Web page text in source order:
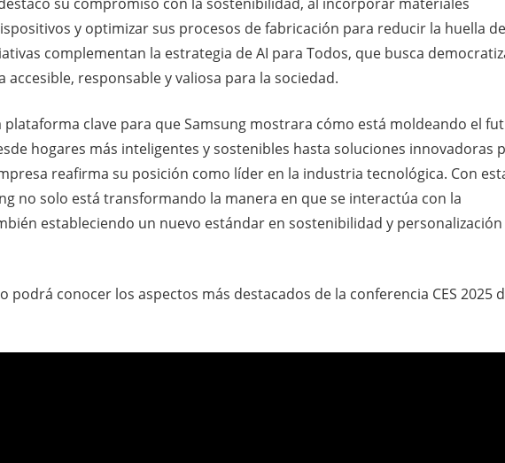
y optimizar sus procesos de fabricación para reducir la huella de
complementan la estrategia de AI para Todos, que busca
accesible, responsable y valiosa para la sociedad.
plataforma clave para que Samsung mostrara cómo está moldeando el
hogares más inteligentes y sostenibles hasta soluciones innovadoras
reafirma su posición como líder en la industria tecnológica. Con
no solo está transformando la manera en que se interactúa con la
estableciendo un nuevo estándar en sostenibilidad y personalización
podrá conocer los aspectos más destacados de la conferencia CES 2025